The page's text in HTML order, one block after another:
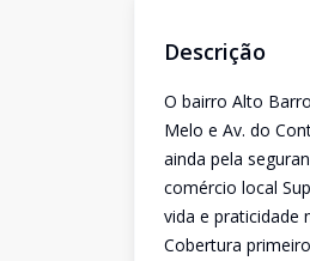
Descrição
O bairro Alto
Melo e Av. do
ainda pela
comércio local
vida e praticidade
Cobertura